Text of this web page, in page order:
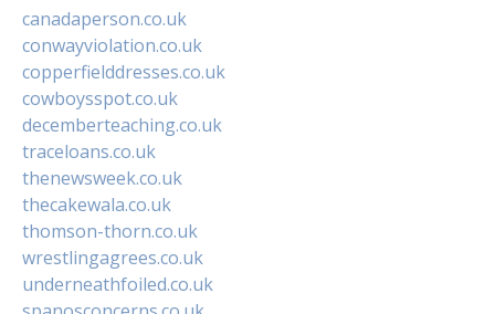
canadaperson.co.uk
conwayviolation.co.uk
copperfielddresses.co.uk
cowboysspot.co.uk
decemberteaching.co.uk
traceloans.co.uk
thenewsweek.co.uk
thecakewala.co.uk
thomson-thorn.co.uk
wrestlingagrees.co.uk
underneathfoiled.co.uk